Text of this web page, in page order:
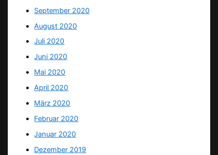
September 2020
August 2020
Juli 2020
Juni 2020
Mai 2020
April 2020
März 2020
Februar 2020
Januar 2020
Dezember 2019